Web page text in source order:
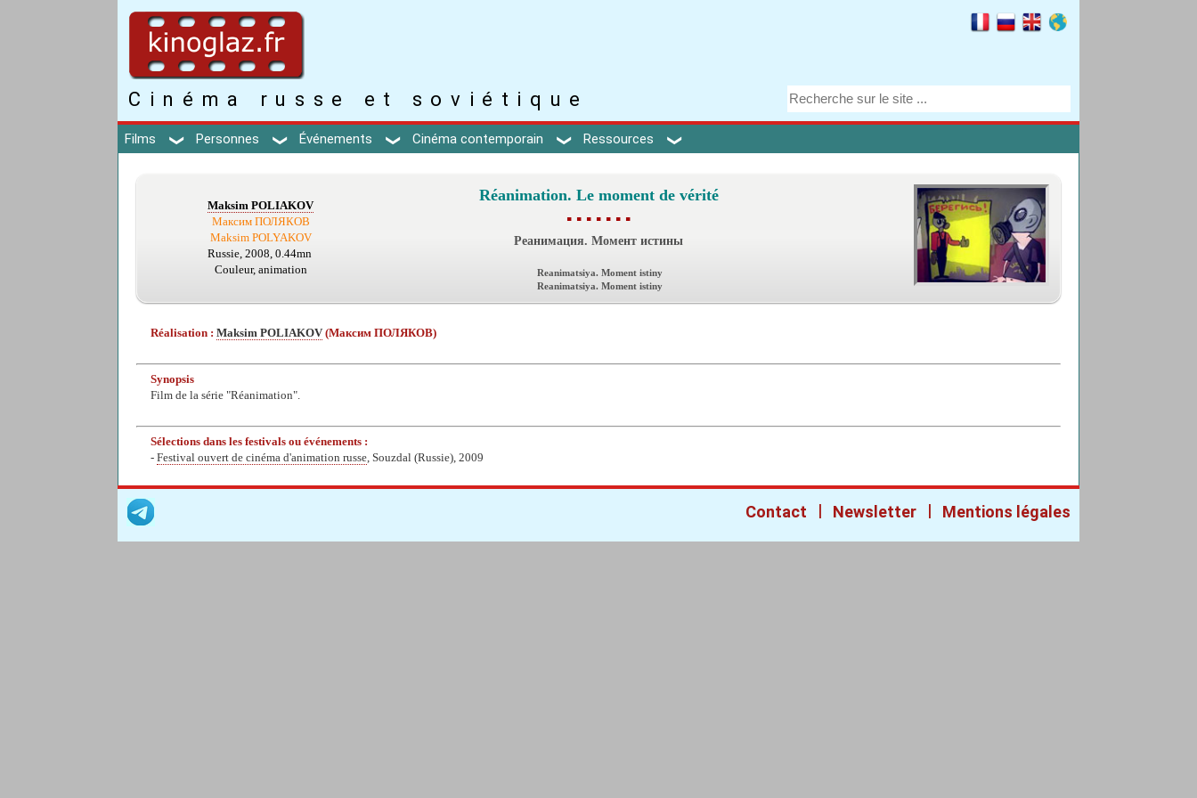
Cinéma russe et soviétique
Films Personnes Événements Cinéma contemporain Ressources
Maksim POLIAKOV
Максим ПОЛЯКОВ
Maksim POLYAKOV
Russie, 2008, 0.44mn
Couleur, animation
Réanimation. Le moment de vérité
▪ ▪ ▪ ▪ ▪ ▪ ▪
Реанимация. Момент истины
Reanimatsiya. Moment istiny
Reanimatsiya. Moment istiny
Réalisation : Maksim POLIAKOV (Максим ПОЛЯКОВ)
Synopsis
Film de la série "Réanimation".
Sélections dans les festivals ou événements :
- Festival ouvert de cinéma d'animation russe , Souzdal (Russie), 2009
Contact | Newsletter | Mentions légales